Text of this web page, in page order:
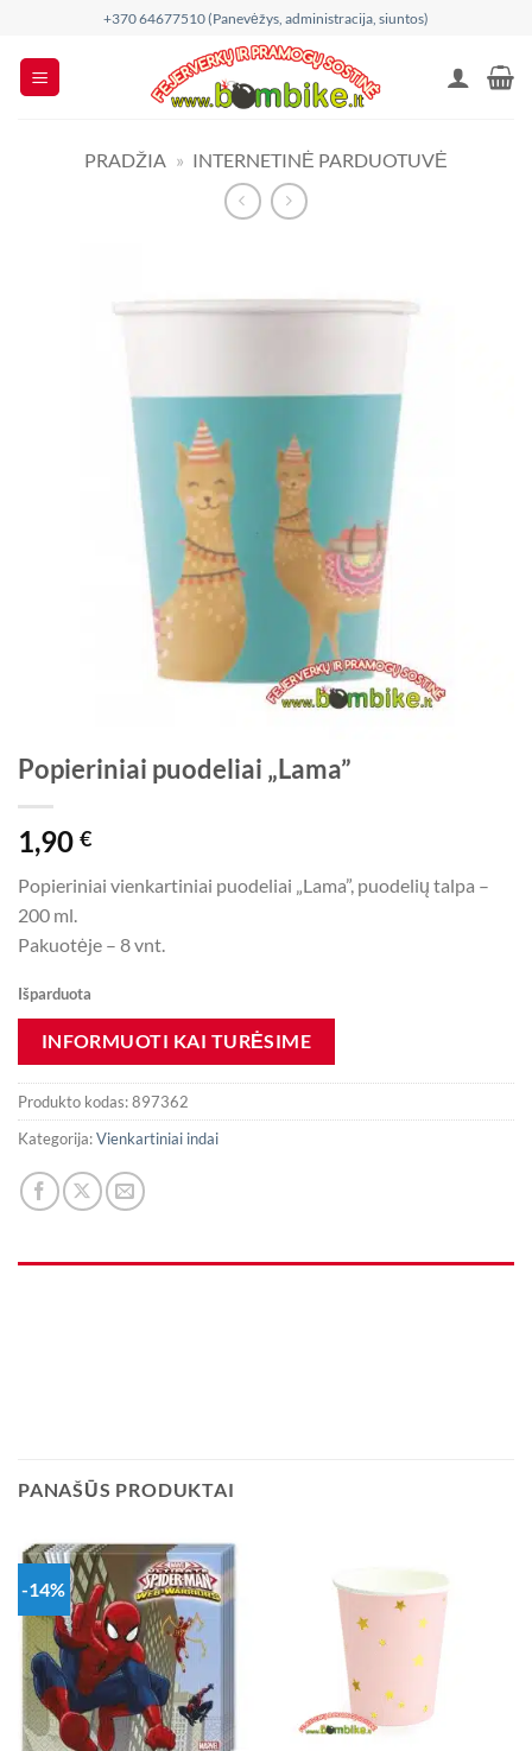
content
+370 64677510 (Panevėžys, administracija, siuntos)
PRADŽIA » INTERNETINĖ PARDUOTUVĖ
Popieriniai puodeliai „Lama”
1,90 €
Popieriniai vienkartiniai puodeliai „Lama”, puodelių talpa –
200 ml.
Pakuotėje – 8 vnt.
Išparduota
Produkto kodas:897362
Kategorija:Vienkartiniai indai
PANAŠŪS PRODUKTAI
-14%